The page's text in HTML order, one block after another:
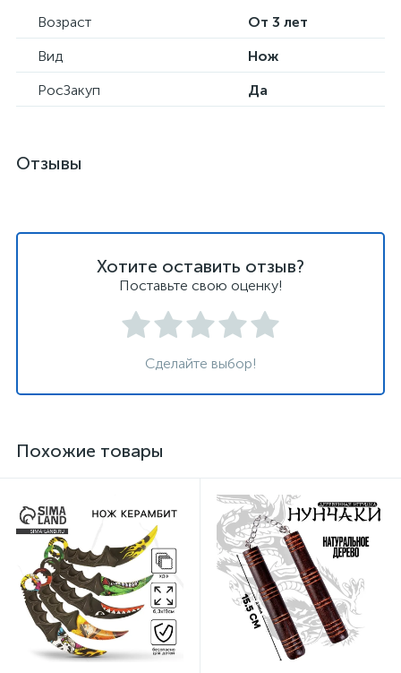
Возраст
От 3 лет
Вид
Нож
РосЗакуп
Да
Отзывы
Хотите оставить отзыв?
Поставьте свою оценку!
Сделайте выбор!
Похожие товары